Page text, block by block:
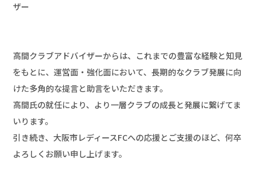
ザー
高間クラブアドバイザーからは、これまでの豊富な経験と知見
をもとに、運営面・強化面において、長期的なクラブ発展に向
けた多角的な提言と助言をいただきます。
高間氏の就任により、より一層クラブの成長と発展に繋げてま
いります。
引き続き、大阪市レディースFCへの応援とご支援のほど、何卒
よろしくお願い申し上げます。